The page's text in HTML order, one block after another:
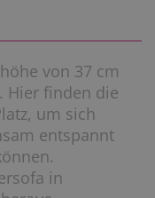
von 37 cm
Hier finden die
um sich
entspannt
in